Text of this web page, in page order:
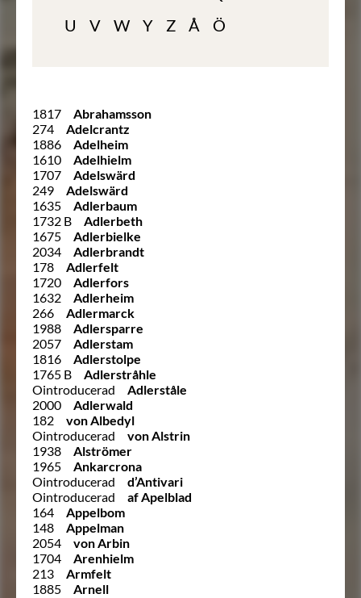
U
V W Y Z Å Ö
1817
Abrahamsson
274
Adelcrantz
1886
Adelheim
1610
Adelhielm
1707
Adelswärd
249
Adelswärd
1635
Adlerbaum
1732 B
Adlerbeth
1675
Adlerbielke
2034
Adlerbrandt
178
Adlerfelt
1720
Adlerfors
1632
Adlerheim
266
Adlermarck
1988
Adlersparre
2057
Adlerstam
1816
Adlerstolpe
1765 B
Adlerstråhle
Ointroducerad
Adlerståle
2000
Adlerwald
182
von Albedyl
Ointroducerad
von Alstrin
1938
Alströmer
1965
Ankarcrona
Ointroducerad
d’Antivari
Ointroducerad
af Apelblad
164
Appelbom
148
Appelman
2054
von Arbin
1704
Arenhielm
213
Armfelt
1885
Arnell